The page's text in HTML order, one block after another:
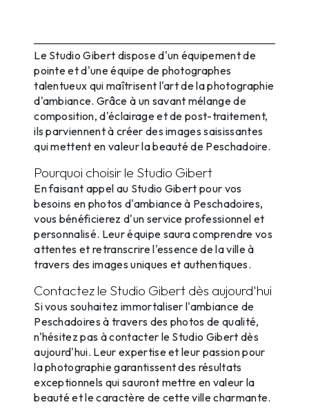
Le Studio Gibert dispose d'un équipement de
pointe et d'une équipe de photographes
talentueux qui maîtrisent l'art de la photographie
d'ambiance. Grâce à un savant mélange de
composition, d'éclairage et de post-traitement,
ils parviennent à créer des images saisissantes
qui mettent en valeur la beauté de Peschadoire.
Pourquoi choisir le Studio Gibert
En faisant appel au Studio Gibert pour vos
besoins en photos d'ambiance à Peschadoires,
vous bénéficierez d'un service professionnel et
personnalisé. Leur équipe saura comprendre vos
attentes et retranscrire l'essence de la ville à
travers des images uniques et authentiques.
Contactez le Studio Gibert dès aujourd'hui
Si vous souhaitez immortaliser l'ambiance de
Peschadoires à travers des photos de qualité,
n'hésitez pas à contacter le Studio Gibert dès
aujourd'hui. Leur expertise et leur passion pour
la photographie garantissent des résultats
exceptionnels qui sauront mettre en valeur la
beauté et le caractère de cette ville charmante.